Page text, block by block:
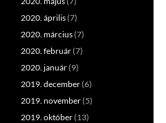
2020. április(7)
2020. március(7)
2020. február(7)
2020. január(9)
2019. december(6)
2019. november(5)
2019. október(13)